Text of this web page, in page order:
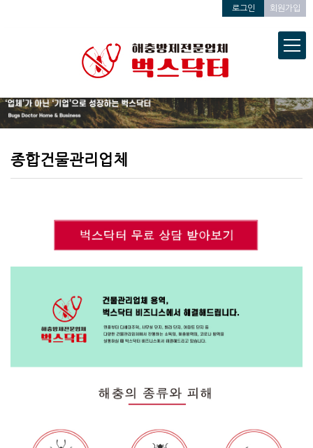
로그인 회원가입
종합건물관리업체